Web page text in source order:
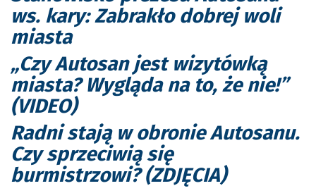
ws. kary: Zabrakło dobrej woli
miasta
„Czy Autosan jest wizytówką
miasta? Wygląda na to, że nie!”
(VIDEO)
Radni stają w obronie Autosanu.
Czy sprzeciwią się
burmistrzowi? (ZDJĘCIA)